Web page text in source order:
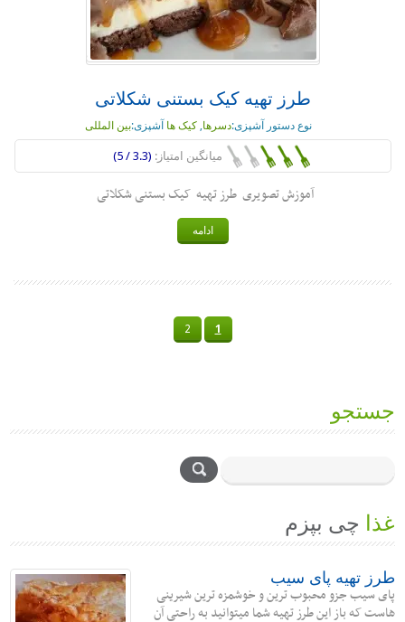
طرز تهیه کیک بستنی شکلاتی
نوع دستور آشپزی:دسرها,کیک ها آشپزی:بین المللی
میانگین امتیاز: (3.3 / 5)
آموزش تصویری طرز تهیه کیک بستنی شکلاتی
ادامه
1
2
جستجو
غذا چی بپزم
طرز تهیه پای سیب
پای سیب جزو محبوب ترین و خوشمزه ترین شیرینی
هاست که باز این طرز تهیه شما میتوانید به راحتی آن